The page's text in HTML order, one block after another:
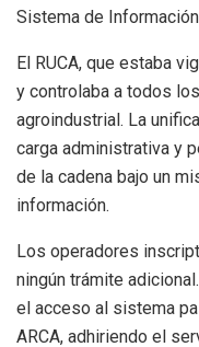
Sistema de
El RUCA, que estaba
y controlaba a todos
agroindustrial. La
carga administrativa y
de la cadena bajo un
información.
Los operadores
ningún trámite
el acceso al sistema
ARCA, adhiriendo el